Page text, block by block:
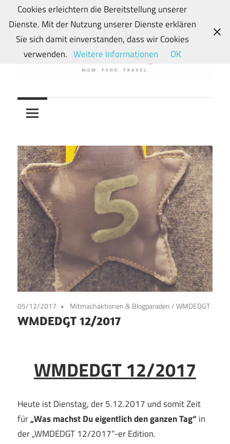
Zum
Inhalt
springen
wunschkindwege
Wunschkindern
und
Wegen:
Mein
Familien-,
Food-
und
Travelblog
05/12/2017 Mitmachaktionen & Blogparaden/WMDEDGT
WMDEDGT 12/2017
WMDEDGT 12/2017
Heute ist Dienstag, der 5.12.2017 und somit Zeit
für„Was machst Du eigentlich den ganzen Tag“ in
der „WMDEDGT 12/2017“-er Edition.
Cookies erleichtern die Bereitstellung unserer
Dienste. Mit der Nutzung unserer Dienste erklären
Sie sich damit einverstanden, dass wir Cookies
verwenden. Weitere Informationen OK